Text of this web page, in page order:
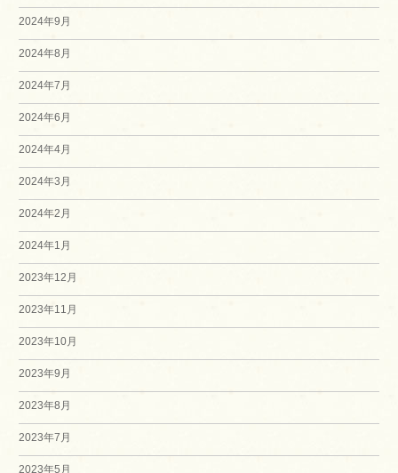
2024年9月
2024年8月
2024年7月
2024年6月
2024年4月
2024年3月
2024年2月
2024年1月
2023年12月
2023年11月
2023年10月
2023年9月
2023年8月
2023年7月
2023年5月